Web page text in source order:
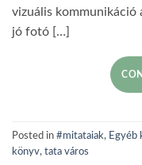
vizuális kommunikáció
jó fotó […]
Posted in #mitataiak, Egyéb
könyv, tata város